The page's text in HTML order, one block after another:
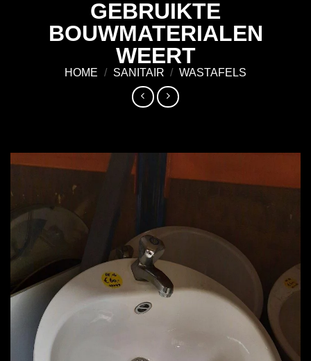
GEBRUIKTE
BOUWMATERIALEN
WEERT
HOME / SANITAIR / WASTAFELS